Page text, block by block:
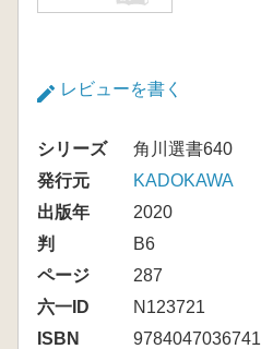
レビューを書く
シリーズ
角川選書640
発行元
KADOKAWA
出版年
2020
判
B6
ページ
287
六一ID
N123721
ISBN
9784047036741